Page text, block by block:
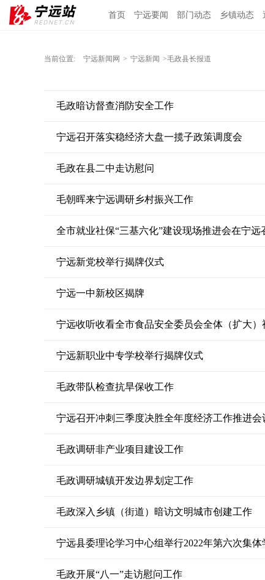
首页 宁远要闻 部门动态 乡镇动态
当前位置: 宁远新闻网 > 宁远新闻 >毛政县长报道
毛政暗访督查消防安全工作
宁远召开落实稳经济大盘一揽子政策调度会
毛政在县二中走访慰问
毛朝晖来宁远调研乡村振兴工作
全市就业社保“三基六化”建设现场推进会在宁远
宁远新党校举行揭牌仪式
宁远一中新校区揭牌
宁远新职业中专学校举行揭牌仪式
毛政带队检查抗旱保收工作
宁远召开冲刺三季度决胜全年度经济工作推进会
毛政调研非产业项目建设工作
毛政调研城镇开发边界划定工作
毛政深入乡镇（街道）暗访文明城市创建工作
宁远县委理论学习中心组举行2022年第六次集体
毛政开展“八一”走访慰问工作